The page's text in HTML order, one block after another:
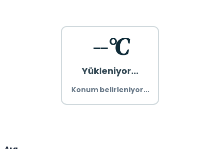
--°C
Yükleniyor...
Konum belirleniyor...